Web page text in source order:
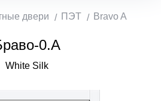
двери ПЭТ Bravo A
0.А
White Silk